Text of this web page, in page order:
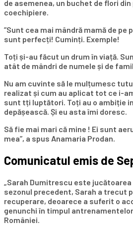
de asemenea, un buchet de flori
coechipiere.
”Sunt cea mai mândră mamă de pe
sunt perfecți! Cuminți. Exemple!
Toți și-au făcut un drum în viață.
atât de mândri de numele și de
Nu am cuvinte să le mulțumesc
realizat și cum au aplicat tot ce i-
sunt tți luptători. Toți au o ambiție
depășească. Și eu asta îmi doresc.
Să fie mai mari că mine ! Ei sunt
mea”, a spus Anamaria Prodan.
Comunicatul emis de
„Sarah Dumitrescu este
sezonul precedent, Sarah a trecut
recuperare, deoarece a suferit o
genunchi în timpul
României.